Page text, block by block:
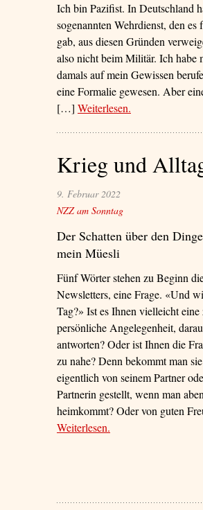
Ich bin Pazifist. In Deutschland
sogenannten Wehrdienst, den es
gab, aus diesen Gründen
also nicht beim Militär. Ich habe
damals auf mein Gewissen
eine Formalie gewesen. Aber
[…] Weiterlesen– ‘Neutralität
.
Krieg und
9. Februar 2022
NZZ am Sonntag
Der Schatten über den
mein Müesli
Fünf Wörter stehen zu Beginn
Newsletters, eine Frage. «Und
Tag?» Ist es Ihnen vielleicht eine
persönliche Angelegenheit,
antworten? Oder ist Ihnen die
zu nahe? Denn bekommt man
eigentlich von seinem Partner
Partnerin gestellt, wenn man
heimkommt? Oder von guten
Weiterlesen– ‘Krieg und Alltag’
.